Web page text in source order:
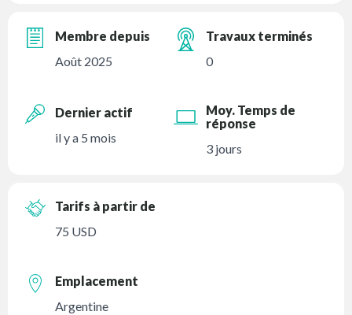
Membre depuis
Août 2025
Travaux terminés
0
Dernier actif
il y a 5 mois
Moy. Temps de
réponse
3 jours
Tarifs à partir de
75 USD
Emplacement
Argentine